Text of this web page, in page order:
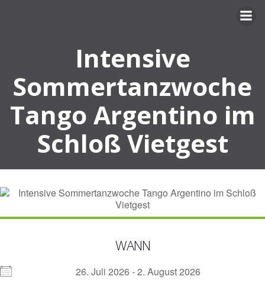
Intensive
Sommertanzwoche
Tango Argentino im
Schloß Vietgest
WANN
26. Juli 2026 - 2. August 2026